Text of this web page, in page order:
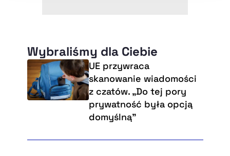
Wybraliśmy dla Ciebie
UE przywraca
skanowanie wiadomości
z czatów. „Do tej pory
prywatność była opcją
domyślną”